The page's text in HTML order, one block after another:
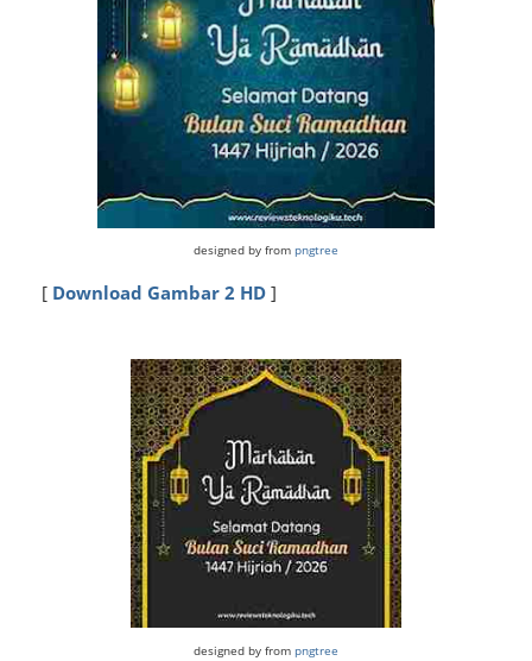
designed by from pngtree
[ Download Gambar 2 HD ]
designed by from pngtree